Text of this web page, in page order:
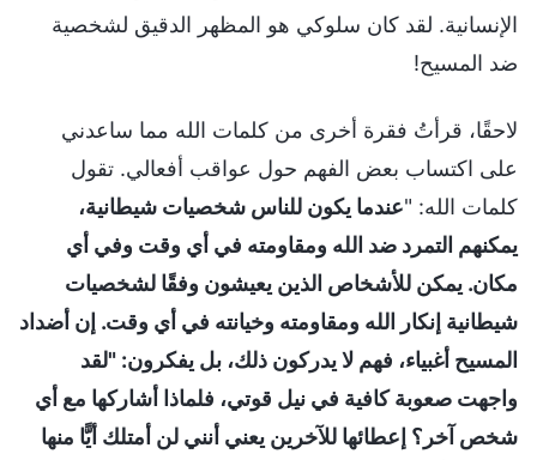
الإنسانية. لقد كان سلوكي هو المظهر الدقيق لشخصية
ضد المسيح!
لاحقًا، قرأتُ فقرة أخرى من كلمات الله مما ساعدني
على اكتساب بعض الفهم حول عواقب أفعالي. تقول
كلمات الله: "عندما يكون للناس شخصيات شيطانية،
يمكنهم التمرد ضد الله ومقاومته في أي وقت وفي أي
مكان. يمكن للأشخاص الذين يعيشون وفقًا لشخصيات
شيطانية إنكار الله ومقاومته وخيانته في أي وقت. إن أضداد
المسيح أغبياء، فهم لا يدركون ذلك، بل يفكرون: "لقد
واجهت صعوبة كافية في نيل قوتي، فلماذا أشاركها مع أي
شخص آخر؟ إعطائها للآخرين يعني أنني لن أمتلك أيًّا منها